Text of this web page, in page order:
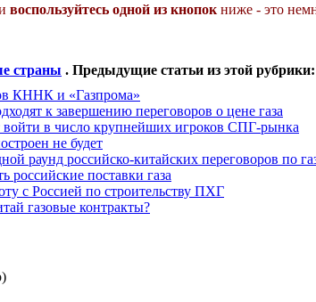
воспользуйтесь одной из кнопок ниже - это
страны . Предыдущие статьи из этой рубрики:
КННК и «Газпрома»
к завершению переговоров о цене газа
войти в число крупнейших игроков СПГ-рынка
не будет
раунд российско-китайских переговоров по
российские поставки газа
с Россией по строительству ПХГ
газовые контракты?